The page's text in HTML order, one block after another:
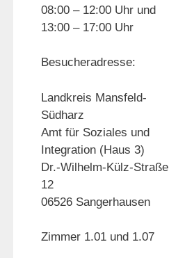
08:00 – 12:00 Uhr und
13:00 – 17:00 Uhr
Besucheradresse:
Landkreis Mansfeld-
Südharz
Amt für Soziales und
Integration (Haus 3)
Dr.-Wilhelm-Külz-Straße
12
06526 Sangerhausen
Zimmer 1.01 und 1.07